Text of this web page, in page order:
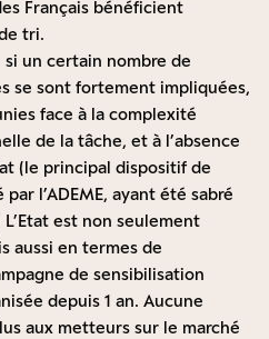
Français bénéficient
tri.
si un certain nombre de
se sont fortement impliquées,
face à la complexité
de la tâche, et à l’absence
(le principal dispositif de
l’ADEME, ayant été sabré
est non seulement
aussi en termes de
de sensibilisation
depuis 1 an. Aucune
aux metteurs sur le marché